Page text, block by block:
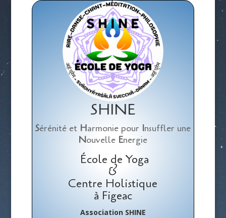
SHINE
Sérénité et Harmonie pour Insuffler une
Nouvelle Energie
École de Yoga
&
Centre Holistique
à Figeac
Association SHINE